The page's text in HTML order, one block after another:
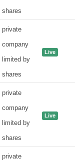
shares
private
company
limited by
shares
Live
private
company
limited by
shares
Live
private